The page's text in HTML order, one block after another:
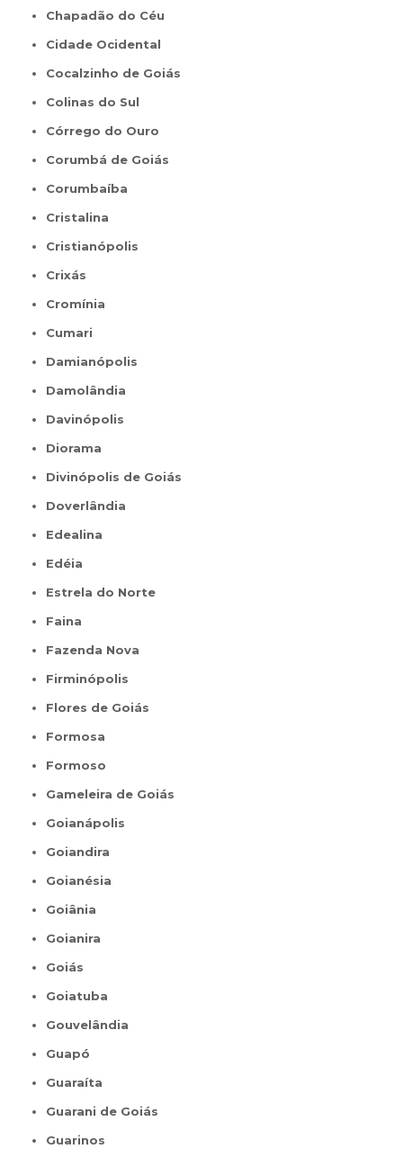
Chapadão do Céu
Cidade Ocidental
Cocalzinho de Goiás
Colinas do Sul
Córrego do Ouro
Corumbá de Goiás
Corumbaíba
Cristalina
Cristianópolis
Crixás
Cromínia
Cumari
Damianópolis
Damolândia
Davinópolis
Diorama
Divinópolis de Goiás
Doverlândia
Edealina
Edéia
Estrela do Norte
Faina
Fazenda Nova
Firminópolis
Flores de Goiás
Formosa
Formoso
Gameleira de Goiás
Goianápolis
Goiandira
Goianésia
Goiânia
Goianira
Goiás
Goiatuba
Gouvelândia
Guapó
Guaraíta
Guarani de Goiás
Guarinos